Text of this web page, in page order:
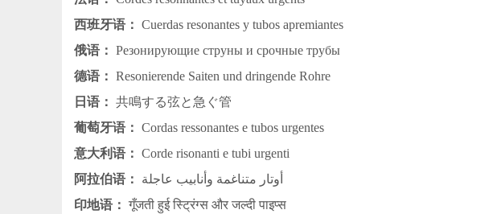
西班牙语： Cuerdas resonantes y tubos apremiantes
俄语： Резонирующие струны и срочные трубы
德语： Resonierende Saiten und dringende Rohre
日语： 共鳴する弦と急ぐ管
葡萄牙语： Cordas ressonantes e tubos urgentes
意大利语： Corde risonanti e tubi urgenti
阿拉伯语：
أوتار متناغمة وأنابيب عاجلة
印地语： गूँजती हुई स्ट्रिंग्स और जल्दी पाइप्स